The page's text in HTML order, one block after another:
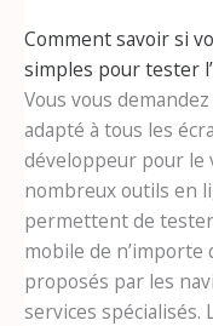
Comment savoir si
simples pour tester
Vous vous
adapté à tous les
développeur pour le
nombreux outils en
permettent de
mobile de n’importe
proposés par les
services spécialisés.